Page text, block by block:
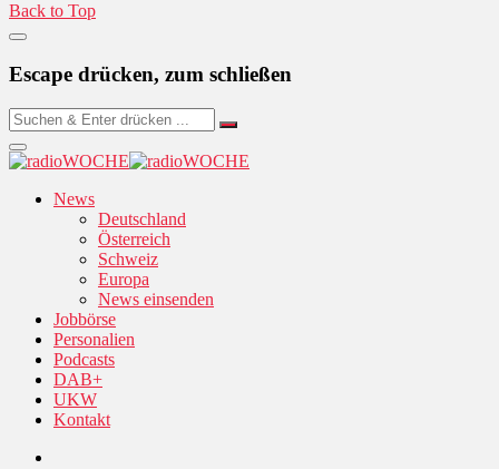
Back to Top
Escape drücken, zum schließen
News
Deutschland
Österreich
Schweiz
Europa
News einsenden
Jobbörse
Personalien
Podcasts
DAB+
UKW
Kontakt